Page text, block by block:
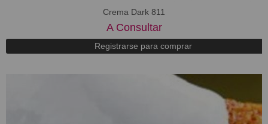
Crema Dark 811
A Consultar
Registrarse para comprar